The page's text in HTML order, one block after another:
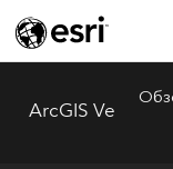
ArcGIS Velocity